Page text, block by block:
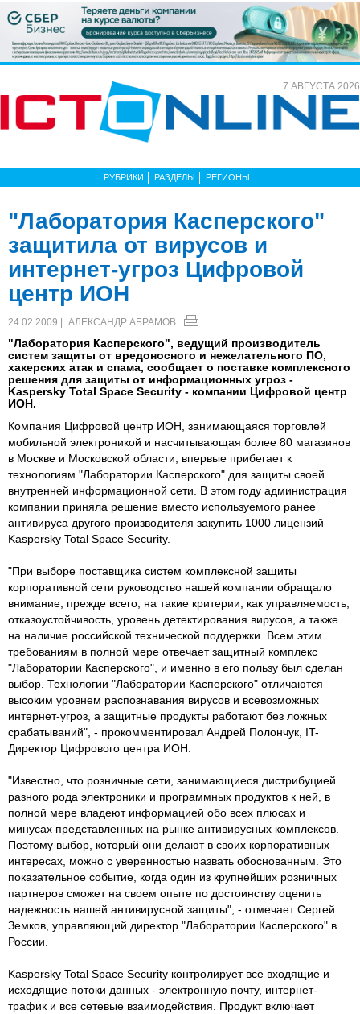
7 АВГУСТА 2026
РУБРИКИ РАЗДЕЛЫ РЕГИОНЫ
"Лаборатория Касперского"
защитила от вирусов и
интернет-угроз Цифровой
центр ИОН
24.02.2009 | АЛЕКСАНДР АБРАМОВ
"Лаборатория Касперского", ведущий производитель
систем защиты от вредоносного и нежелательного ПО,
хакерских атак и спама, сообщает о поставке комплексного
решения для защиты от информационных угроз -
Kaspersky Total Space Security - компании Цифровой центр
ИОН.
Компания Цифровой центр ИОН, занимающаяся торговлей
мобильной электроникой и насчитывающая более 80 магазинов
в Москве и Московской области, впервые прибегает к
технологиям "Лаборатории Касперского" для защиты своей
внутренней информационной сети. В этом году администрация
компании приняла решение вместо используемого ранее
антивируса другого производителя закупить 1000 лицензий
Kaspersky Total Space Security.
"При выборе поставщика систем комплексной защиты
корпоративной сети руководство нашей компании обращало
внимание, прежде всего, на такие критерии, как управляемость,
отказоустойчивость, уровень детектирования вирусов, а также
на наличие российской технической поддержки. Всем этим
требованиям в полной мере отвечает защитный комплекс
"Лаборатории Касперского", и именно в его пользу был сделан
выбор. Технологии "Лаборатории Касперского" отличаются
высоким уровнем распознавания вирусов и всевозможных
интернет-угроз, а защитные продукты работают без ложных
срабатываний", - прокомментировал Андрей Полончук, IT-
Директор Цифрового центра ИОН.
"Известно, что розничные сети, занимающиеся дистрибуцией
разного рода электроники и программных продуктов к ней, в
полной мере владеют информацией обо всех плюсах и
минусах представленных на рынке антивирусных комплексов.
Поэтому выбор, который они делают в своих корпоративных
интересах, можно с уверенностью назвать обоснованным. Это
показательное событие, когда один из крупнейших розничных
партнеров сможет на своем опыте по достоинству оценить
надежность нашей антивирусной защиты", - отмечает Сергей
Земков, управляющий директор "Лаборатории Касперского" в
России.
Kaspersky Total Space Security контролирует все входящие и
исходящие потоки данных - электронную почту, интернет-
трафик и все сетевые взаимодействия. Продукт включает